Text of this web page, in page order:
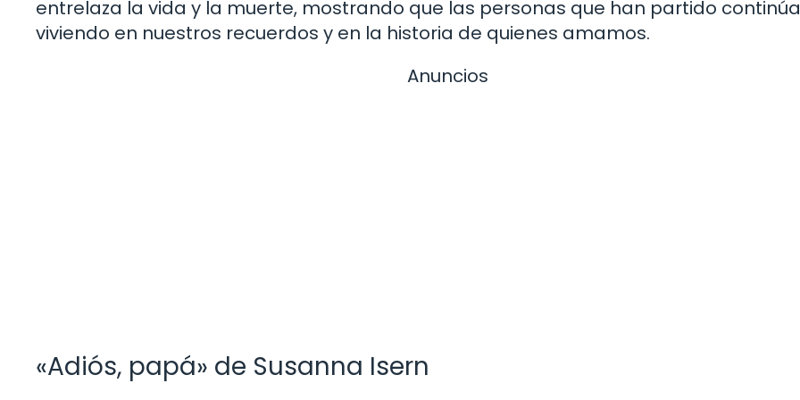
entrelaza la vida y la muerte, mostrando que las personas que han partido
viviendo en nuestros recuerdos y en la historia de quienes amamos.
Anuncios
«Adiós, papá» de Susanna Isern